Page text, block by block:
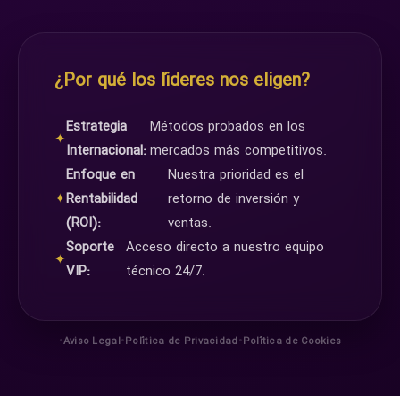
¿Por qué los líderes nos eligen?
✦
Estrategia
Internacional:
Métodos probados en los
mercados más competitivos.
✦
Enfoque en
Rentabilidad
(ROI):
Nuestra prioridad es el
retorno de inversión y
ventas.
✦
Soporte
VIP:
Acceso directo a nuestro equipo
técnico 24/7.
•Aviso Legal•Política de Privacidad•Política de Cookies